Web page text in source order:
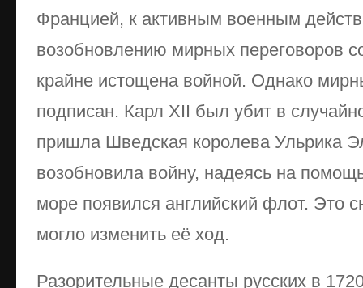
Францией, к активным военным
возобновлению мирных переговоров
крайне истощена войной. Однако
подписан. Карл XII был убит в
пришла Шведская королева Ульрика
возобновила войну, надеясь на
море появился английский флот. Это
могло изменить её ход.
Разорительные десанты русских в